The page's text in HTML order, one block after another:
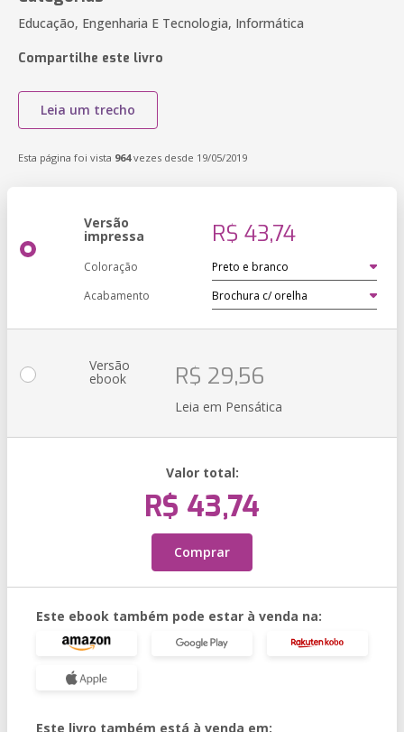
Educação, Engenharia E Tecnologia, Informática
Compartilhe este livro
Leia um trecho
Esta página foi vista 964vezes desde 19/05/2019
Versão
impressa R$ 43,74
Coloração
Acabamento
Versão
ebook R$ 29,56
Leia em Pensática
Valor total:
R$ 43,74
Comprar
Este ebook também pode estar à venda na:
Este livro também está à venda em: